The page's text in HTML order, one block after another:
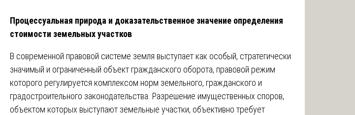
Процессуальная природа и доказательственное значение определения
стоимости земельных участков
В современной правовой системе земля выступает как особый, стратегически
значимый и ограниченный объект гражданского оборота, правовой режим
которого регулируется комплексом норм земельного, гражданского и
градостроительного законодательства. Разрешение имущественных споров,
объектом которых выступают земельные участки, объективно требует